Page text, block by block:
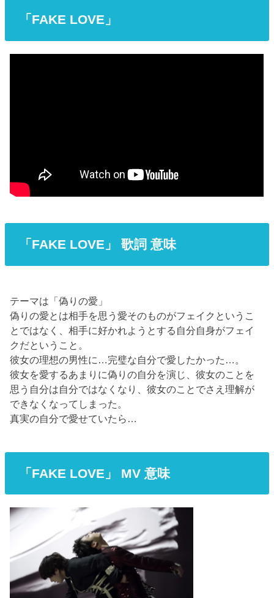
「FAKE LOVE」
「FAKE LOVE」 歌詞 意味
テーマは「偽りの愛」
偽りの愛とは相手を思う愛そのものがフェイクというこ
とではなく、相手に好かれようとする自分自身がフェイ
クだということ。
彼女の理想の男性に…完璧な自分で愛したかった…。
彼女を愛するあまりに偽りの自分を演じ、彼女のことを
思う自分は自分ではなくなり、彼女のことでさえ理解が
できなくなってしまった。
真実の自分で愛せていたら…
「FAKE LOVE」 MV 意味